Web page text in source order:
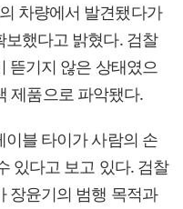
차량에서 발견됐다가
했다고 밝혔다. 검찰
뜯기지 않은 상태였으
제품으로 파악됐다.
블 타이가 사람의 손
있다고 보고 있다. 검찰
장윤기의 범행 목적과